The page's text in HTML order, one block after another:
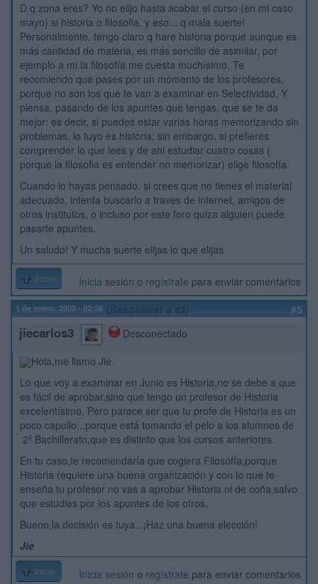
D q zona eres? Yo no elijo hasta acabar el curso (en mi caso
mayo) si historia o filosofia, y eso... q mala suerte!
Personalmente, tengo claro q hare historia porque aunque es
más cantidad de materia, es más sencillo de asimilar, por
ejemplo a mi la filosofía me cuesta muchísimo. Te
recomiendo que pases por un momento de los profesores,
porque no son los que te van a examinar en Selectividad. Y
piensa, pasando de los apuntes que tengas, que se te da
mejor: es decir, si puedes estar varias horas memorizando sin
problemas, lo tuyo es historia; sin embargo, si prefieres
comprender lo que lees y de ahi estudiar cuatro cosas (
porque la filosofia es entender no memorizar) elige filosofía.
Cuando lo hayas pensado, si crees que no tienes el material
adecuado, intenta buscarlo a traves de internet, amigos de
otros institutos, o incluso por este foro quiza alguien puede
pasarte apuntes.
Un saludo! Y mucha suerte elijas lo que elijas
Inicio Inicia sesión o regístrate para enviar comentarios
1 de enero, 2009 - 02:38 #5
jiecarlos3
Desconectado
Hola,me llamo Jie.
Lo que voy a examinar en Junio es Historia,no se debe a que
es fácil de aprobar,sino que tengo un profesor de Historia
excelentísimo. Pero parece ser que tu profe de Historia es un
poco capullo...porque está tomando el pelo a los alumnos de
2º Bachillerato,que es distinto que los cursos anteriores.
En tu caso,te recomendaría que cogiera Filosofía,porque
Historia requiere una buena organización y con lo que te
enseña tu profesor no vas a aprobar Historia ni de coña,salvo
que estudies por los apuntes de los otros.
Bueno,la decisión es tuya...¡Haz una buena elección!
Jie
Inicio Inicia sesión o regístrate para enviar comentarios